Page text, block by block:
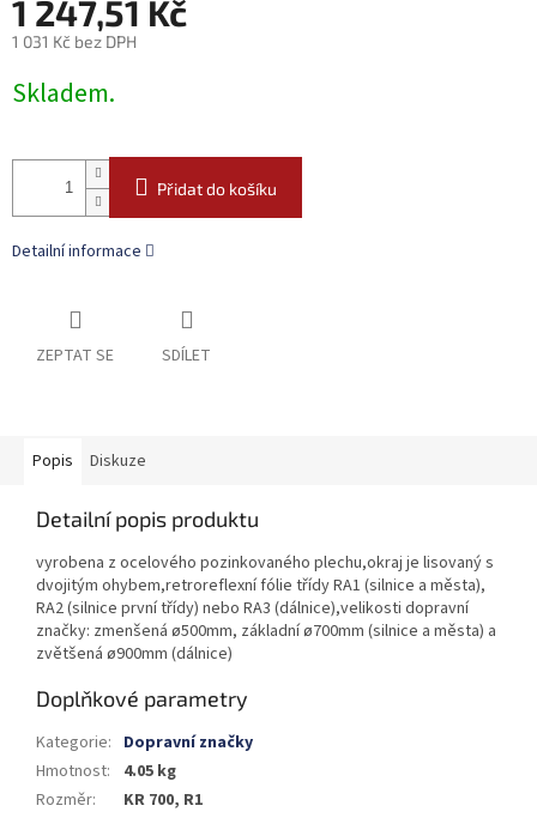
1 247,51 Kč
1 031 Kč bez DPH
cena:
Skladem.
Přidat do košíku
Detailní informace
ZEPTAT SE SDÍLET
Popis Diskuze
Detailní popis produktu
vyrobena z ocelového pozinkovaného plechu,okraj je lisovaný s
dvojitým ohybem,retroreflexní fólie třídy RA1 (silnice a města),
RA2 (silnice první třídy) nebo RA3 (dálnice),velikosti dopravní
značky: zmenšená ø500mm, základní ø700mm (silnice a města) a
zvětšená ø900mm (dálnice)
Doplňkové parametry
Kategorie: Dopravní značky
Hmotnost:
4.05 kg
Rozměr: KR 700, R1